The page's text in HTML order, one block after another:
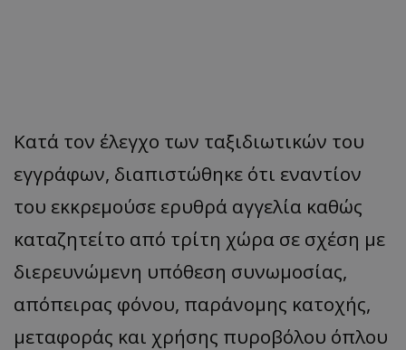
Κατά τον έλεγχο των ταξιδιωτικών του
εγγράφων, διαπιστώθηκε ότι εναντίον
του εκκρεμούσε ερυθρά αγγελία καθώς
καταζητείτο από τρίτη χώρα σε σχέση με
διερευνώμενη υπόθεση συνωμοσίας,
απόπειρας φόνου, παράνομης κατοχής,
μεταφοράς και χρήσης πυροβόλου όπλου